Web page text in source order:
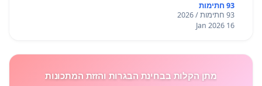
93 חתימות
93 חתימות / 2026
16 Jan 2026
מתן הקלות בבחינת הבגרות והזזת המתכונות